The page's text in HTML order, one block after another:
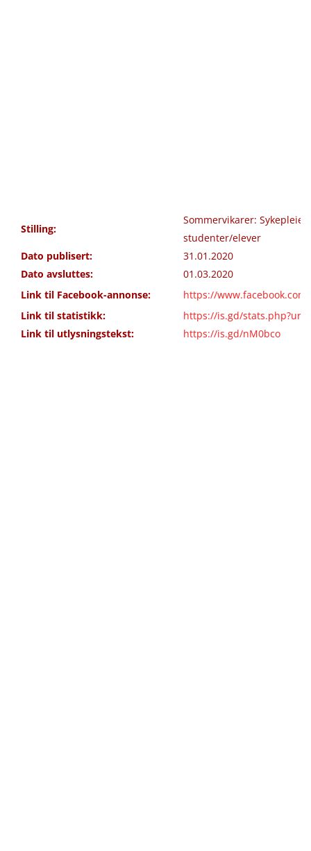
Stilling:
Sommervikarer:
studenter/elever
Dato publisert:
31.01.2020
Dato avsluttes:
01.03.2020
Link til Facebook-annonse:
https://
Link til statistikk:
https://is.gd/
Link til utlysningstekst:
https://is.gd/nM0bco